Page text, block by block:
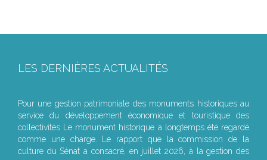
LES DERNIÈRES ACTUALITÉS
Pour une gestion patrimoniale des monuments historiques au
service du développement économique et touristique des
collectivités Le monument historique a longtemps été regardé
comme une charge. Le rapport que la commission de la
culture du Sénat a consacré, en juillet 2026, à la gestion des